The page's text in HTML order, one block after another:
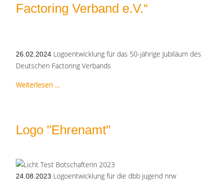
Factoring Verband e.V.“
26.02.2024 Logoentwicklung für das 50-jährige Jubiläum des
Deutschen Factoring Verbands
Weiterlesen …
Logo "Ehrenamt"
24.08.2023 Logoentwicklung für die dbb jugend nrw